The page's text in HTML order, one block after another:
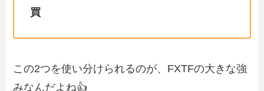
買
この2つを使い分けられるのが、FXTFの大きな強
みなんだよね👍